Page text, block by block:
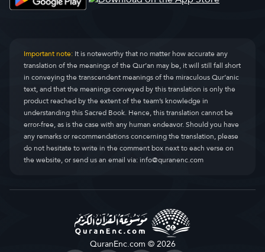
Important note:It is noteworthy that no matter how accurate any
translation of the meanings of the Qur’an may be, it will still fall short
in conveying the transcendent meanings of the miraculous Qur’anic
text, and that the meanings conveyed by this translation is only the
product reached by the extent of the team’s knowledge in
understanding this Sacred Book. Hence, this translation cannot be
error-free, as is the case with any human endeavor. Should you have
any remarks or recommendations concerning the translation, please
do not hesitate to write in the comment box next to each verse on
the website, or send us an email via:info@quranenc.com
QuranEnc.com © 2026